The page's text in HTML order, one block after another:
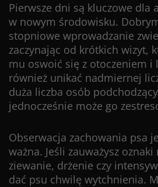
Pierwsze dni są kluczowe dla
w nowym środowisku.
stopniowe wprowadzanie
zaczynając od krótkich wizyt,
mu oswoić się z otoczeniem i
również unikać nadmiernej
duża liczba osób
jednocześnie może go
Obserwacja zachowania psa
ważna. Jeśli zauważysz
ziewanie, drżenie czy
dać psu chwilę wytchnienia.